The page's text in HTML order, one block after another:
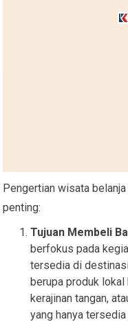
Pengertian wisata
penting:
Tujuan Membeli
berfokus pada
tersedia di
berupa produk
kerajinan tangan,
yang hanya